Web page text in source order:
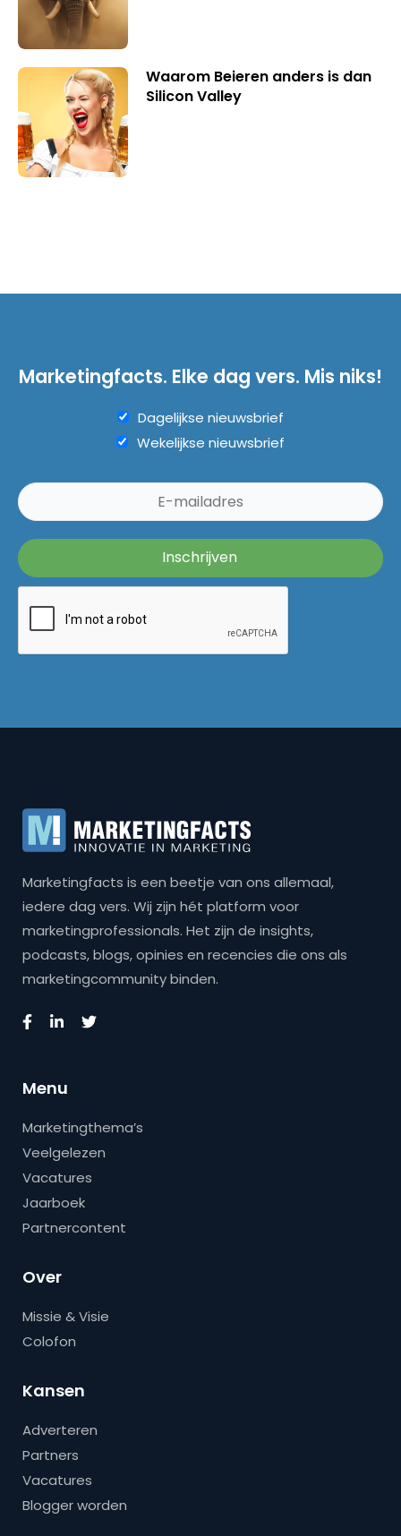
Waarom Beieren anders is dan
Silicon Valley
Marketingfacts. Elke dag vers. Mis niks!
Dagelijkse nieuwsbrief
Wekelijkse nieuwsbrief
Marketingfacts is een beetje van ons allemaal,
iedere dag vers. Wij zijn hét platform voor
marketingprofessionals. Het zijn de insights,
podcasts, blogs, opinies en recencies die ons als
marketingcommunity binden.
Menu
Marketingthema’s
Veelgelezen
Vacatures
Jaarboek
Partnercontent
Over
Missie & Visie
Colofon
Kansen
Adverteren
Partners
Vacatures
Blogger worden